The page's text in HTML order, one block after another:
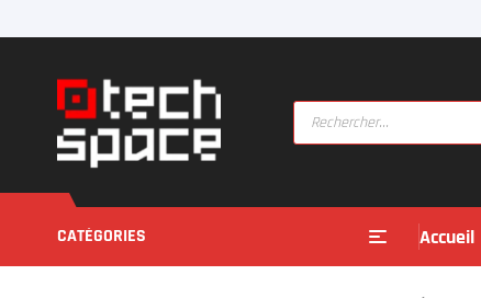
CATÉGORIES Accueil